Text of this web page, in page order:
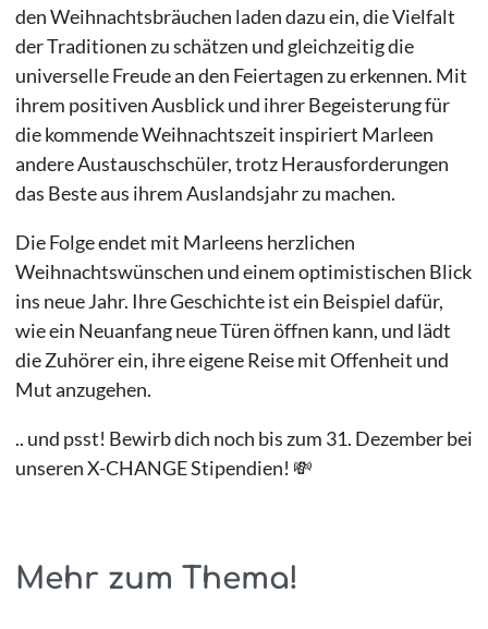
den Weihnachtsbräuchen laden dazu ein, die Vielfalt
der Traditionen zu schätzen und gleichzeitig die
universelle Freude an den Feiertagen zu erkennen. Mit
ihrem positiven Ausblick und ihrer Begeisterung für
die kommende Weihnachtszeit inspiriert Marleen
andere Austauschschüler, trotz Herausforderungen
das Beste aus ihrem Auslandsjahr zu machen.
Die Folge endet mit Marleens herzlichen
Weihnachtswünschen und einem optimistischen Blick
ins neue Jahr. Ihre Geschichte ist ein Beispiel dafür,
wie ein Neuanfang neue Türen öffnen kann, und lädt
die Zuhörer ein, ihre eigene Reise mit Offenheit und
Mut anzugehen.
.. und psst! Bewirb dich noch bis zum 31. Dezember bei
unseren X-CHANGE Stipendien! 💸
Mehr zum Thema!